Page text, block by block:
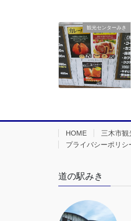
観光センターみき
HOME 三木市観
プライバシーポリシ
道の駅みき